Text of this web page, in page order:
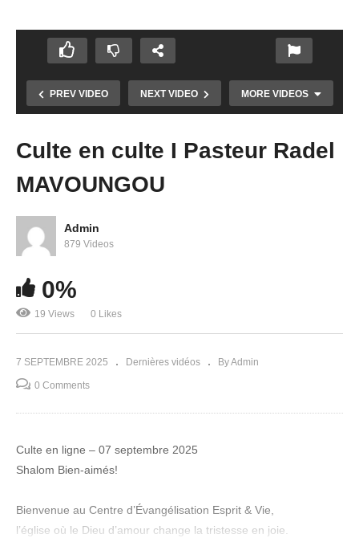
PREV VIDEO NEXT VIDEO MORE VIDEOS
Le mystère de ta destinée prophétique
Culte en culte I Pasteur Radel
MAVOUNGOU
Admin
879 Videos
0%
19 Views 0 Likes
7 SEPTEMBRE 2025 Dernières vidéos By Admin
0 Comments
Culte en ligne – 07 septembre 2025
Shalom Bien-aimés!
Bienvenue au Centre d’Évangélisation Esprit & Vie,
l’église où le Dieu d’amour change la tristesse en joie.